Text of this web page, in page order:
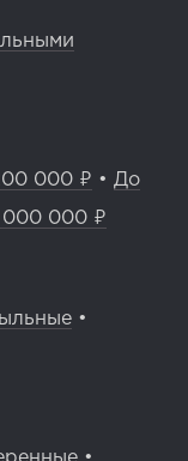
000 ₽ • До
000 000 ₽
•
•